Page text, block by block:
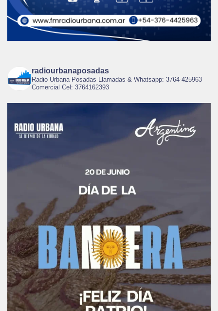
radiourbanaposadas
Radio Urbana Posadas Llamadas & Whatsapp: 3764-425963
Comercial Cel: 3764162393